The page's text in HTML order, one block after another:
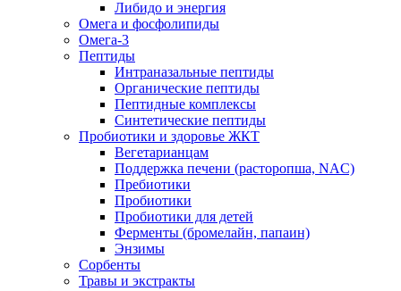
Либидо и энергия
Омега и фосфолипиды
Омега-3
Пептиды
Интраназальные пептиды
Органические пептиды
Пептидные комплексы
Синтетические пептиды
Пробиотики и здоровье ЖКТ
Вегетарианцам
Поддержка печени (расторопша, NAC)
Пребиотики
Пробиотики
Пробиотики для детей
Ферменты (бромелайн, папаин)
Энзимы
Сорбенты
Травы и экстракты